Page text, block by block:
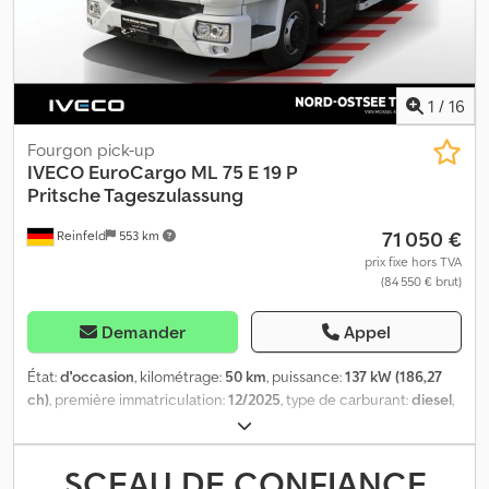
1 / 16
Reinfeld 553 km
Fourgon pick-up
IVECO EuroCargo ML 75 E 19 P
Pritsche Tageszulassung
71 050 €
prix fixe hors TVA
(84 550 € brut)
Demander Appel
État:d'occasion, kilométrage: 50 km, puissance:137 kW (186,27
ch), première immatriculation:12/2025, type de carburant:diesel,
, configuration d'essieux:
diesel, couleur:blanc, cabine conducteur:cabine courte, type
d'engrenage:automatique , suspension: acier, nombre de sièges: